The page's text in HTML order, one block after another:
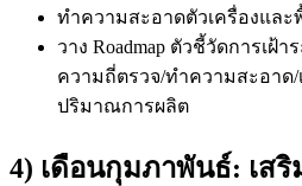
ทำความสะอาดตัวเครื่องแล
วาง Roadmap ตัวชี้วัดการเฝ้
ความถี่ตรวจ/ทำความสะอาด
ปริมาณการผลิต
4) เดือนกุมภาพันธ์: เสริ